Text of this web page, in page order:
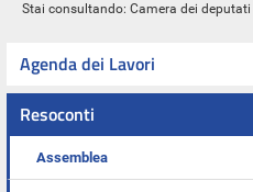
Stai consultando: Camera dei deputati
Agenda dei Lavori
Resoconti
Assemblea